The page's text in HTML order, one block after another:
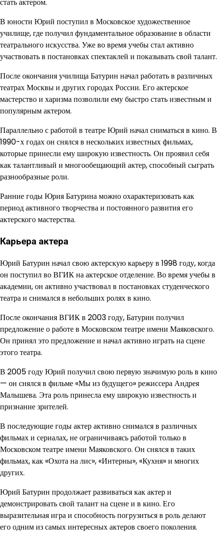
стать актером.
В юности Юрий поступил в Московское художественное
училище, где получил фундаментальное образование в области
театрального искусства. Уже во время учебы стал активно
участвовать в постановках спектаклей и показывать свой талант.
После окончания училища Батурин начал работать в различных
театрах Москвы и других городах России. Его актерское
мастерство и харизма позволили ему быстро стать известным и
популярным актером.
Параллельно с работой в театре Юрий начал сниматься в кино. В
1990-х годах он снялся в нескольких известных фильмах,
которые принесли ему широкую известность. Он проявил себя
как талантливый и многообещающий актер, способный сыграть
разнообразные роли.
Ранние годы Юрия Батурина можно охарактеризовать как
период активного творчества и постоянного развития его
актерского мастерства.
Карьера актера
Юрий Батурин начал свою актерскую карьеру в 1998 году, когда
он поступил во ВГИК на актерское отделение. Во время учебы в
академии, он активно участвовал в постановках студенческого
театра и снимался в небольших ролях в кино.
После окончания ВГИК в 2003 году, Батурин получил
предложение о работе в Московском театре имени Маяковского.
Он принял это предложение и начал активно играть на сцене
этого театра.
В 2005 году Юрий получил свою первую значимую роль в кино
— он снялся в фильме «Мы из будущего» режиссера Андрея
Малышева. Эта роль принесла ему широкую известность и
признание зрителей.
В последующие годы актер активно снимался в различных
фильмах и сериалах, не ограничиваясь работой только в
Московском театре имени Маяковского. Он снялся в таких
фильмах, как «Охота на лис», «Интерны», «Кухня» и многих
других.
Юрий Батурин продолжает развиваться как актер и
демонстрировать свой талант на сцене и в кино. Его
выразительная игра и способность погрузиться в роль делают
его одним из самых интересных актеров своего поколения.